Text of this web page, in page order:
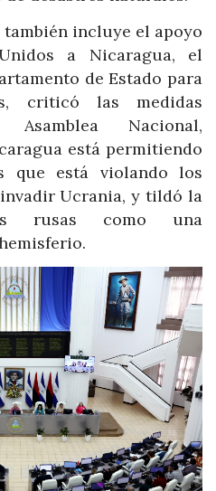
incluye el apoyo
a Nicaragua, el
de Estado para
criticó las medidas
Nacional,
está permitiendo
que está violando los
Ucrania, y tildó la
rusas como una